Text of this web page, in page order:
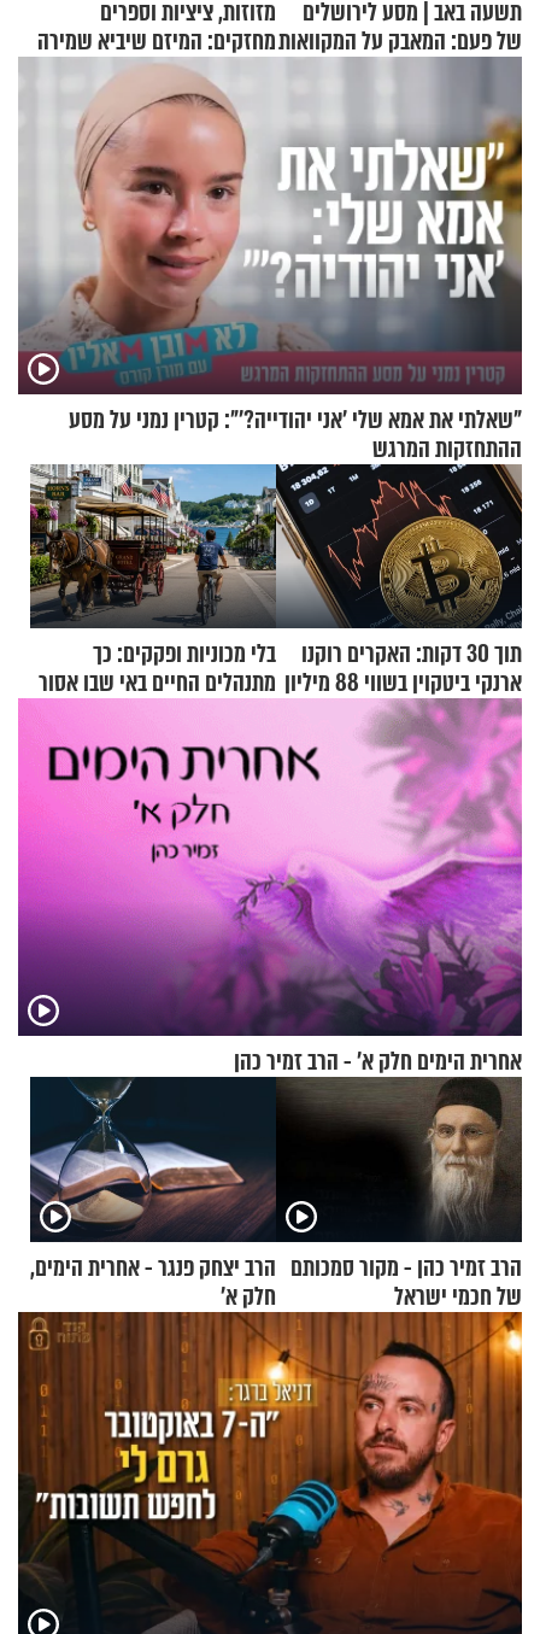
תשעה באב | מסע לירושלים
של פעם: המאבק על המקוואות
מזוזות, ציציות וספרים
מחזקים: המיזם שיביא שמירה
רוחנית לאלפי חיילי צה"ל
"שאלתי את אמא שלי 'אני יהודייה?'": קטרין נמני על מסע
ההתחזקות המרגש
תוך 30 דקות: האקרים רוקנו
ארנקי ביטקוין בשווי 88 מיליון
דולר
בלי מכוניות ופקקים: כך
מתנהלים החיים באי שבו אסור
אחרית הימים חלק א’ - הרב זמיר כהן
הרב זמיר כהן - מקור סמכותם
של חכמי ישראל
הרב יצחק פנגר - אחרית הימים,
חלק א’